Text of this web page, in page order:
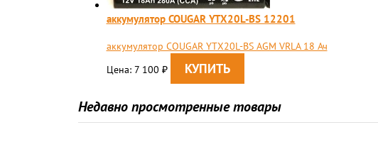
аккумулятор COUGAR YTX20L-BS 12201
аккумулятор COUGAR YTX20L-BS AGM VRLA 18 Ач
Цена: 7 100 ₽
Недавно просмотренные товары